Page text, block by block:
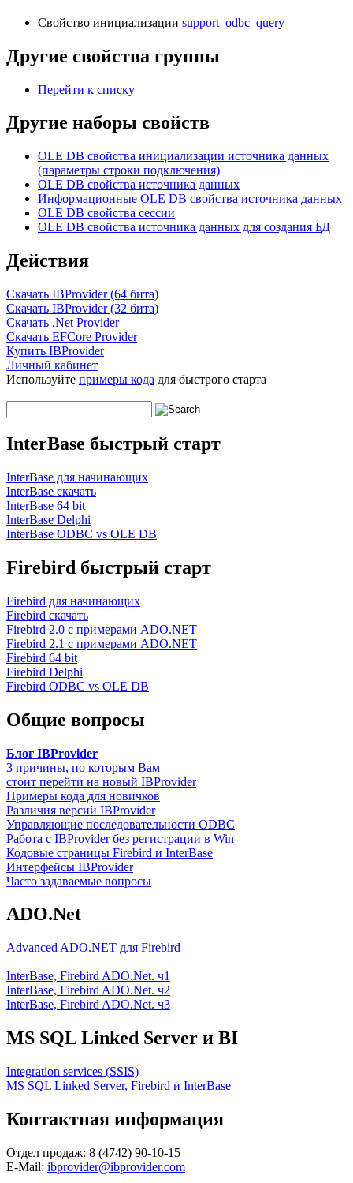
Свойство инициализации support_odbc_query
Другие свойства группы
Перейти к списку
Другие наборы свойств
OLE DB свойства инициализации источника данных
(параметры строки подключения)
OLE DB свойства источника данных
Информационные OLE DB свойства источника данных
OLE DB свойства сессии
OLE DB свойства источника данных для создания БД
Действия
Скачать IBProvider (64 бита)
Скачать IBProvider (32 бита)
Скачать .Net Provider
Скачать EFCore Provider
Купить IBProvider
Личный кабинет
Используйте примеры кода для быстрого старта
InterBase быстрый старт
InterBase для начинающих
InterBase скачать
InterBase 64 bit
InterBase Delphi
InterBase ODBC vs OLE DB
Firebird быстрый старт
Firebird для начинающих
Firebird скачать
Firebird 2.0 с примерами ADO.NET
Firebird 2.1 с примерами ADO.NET
Firebird 64 bit
Firebird Delphi
Firebird ODBC vs OLE DB
Общие вопросы
Блог IBProvider
3 причины, по которым Вам
стоит перейти на новый IBProvider
Примеры кода для новичков
Различия версий IBProvider
Управляющие последовательности ODBC
Работа с IBProvider без регистрации в Win
Кодовые страницы Firebird и InterBase
Интерфейсы IBProvider
Часто задаваемые вопросы
ADO.Net
Advanced ADO.NET для Firebird
InterBase, Firebird ADO.Net. ч1
InterBase, Firebird ADO.Net. ч2
InterBase, Firebird ADO.Net. ч3
MS SQL Linked Server и BI
Integration services (SSIS)
MS SQL Linked Server, Firebird и InterBase
Контактная информация
Отдел продаж: 8 (4742) 90-10-15
E-Mail: ibprovider@ibprovider.com